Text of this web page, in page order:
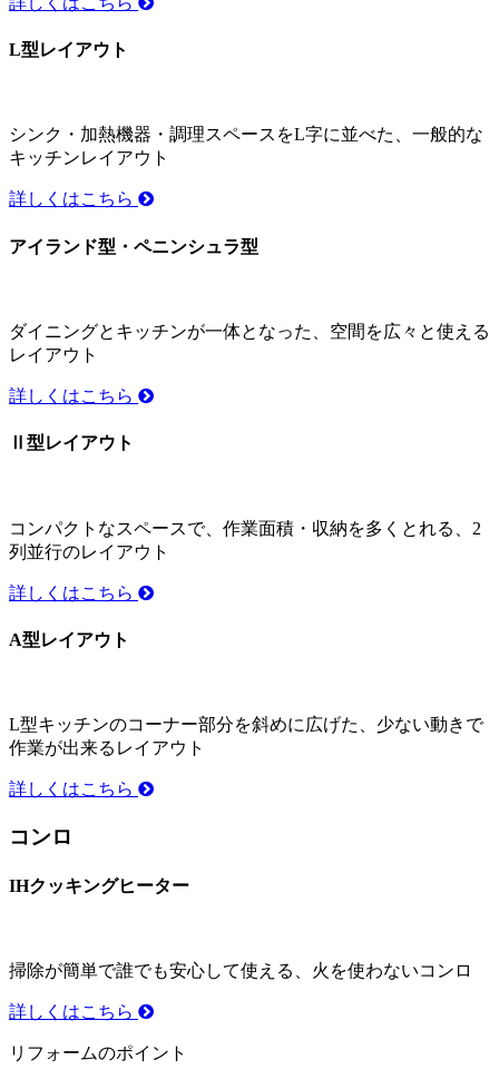
L型レイアウト
シンク・加熱機器・調理スペースをL字に並べた、一般的な
キッチンレイアウト
詳しくはこちら
アイランド型・ペニンシュラ型
ダイニングとキッチンが一体となった、空間を広々と使える
レイアウト
詳しくはこちら
Ⅱ型レイアウト
コンパクトなスペースで、作業面積・収納を多くとれる、2
列並行のレイアウト
詳しくはこちら
A型レイアウト
L型キッチンのコーナー部分を斜めに広げた、少ない動きで
作業が出来るレイアウト
詳しくはこちら
コンロ
IHクッキングヒーター
掃除が簡単で誰でも安心して使える、火を使わないコンロ
詳しくはこちら
リフォームのポイント